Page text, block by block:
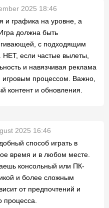
2025 18:46
и графика на уровне, а
должна быть
с подходящим
если частые вылеты,
и навязчивая реклама
процессом. Важно,
контент и обновления.
2025 16:46
способ играть в
время и в любом месте.
консольный или ПК-
и более сложным
от предпочтений и
процесса.